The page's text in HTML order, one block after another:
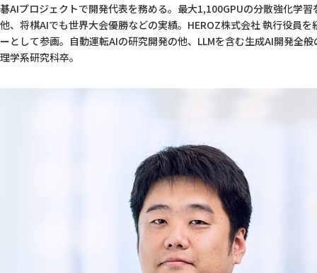
碁AIプロジェクトで開発代表を務める。最大1,100GPUの分散強化学
他、将棋AIでも世界大会優勝などの実績。HEROZ株式会社 執行役員
ーとして参画。自動運転AIの研究開発の他、LLMを含む生成AI開発全
理学系研究科卒。